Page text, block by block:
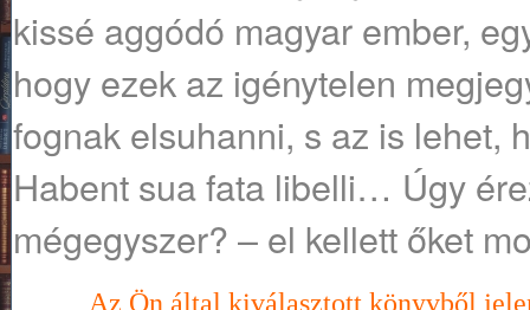
kissé aggódó magyar ember,
hogy ezek az igénytelen
fognak elsuhanni, s az is lehet,
Habent sua fata libelli… Úgy
mégegyszer? – el kellett őket
Az Ön által kiválasztott könyvből